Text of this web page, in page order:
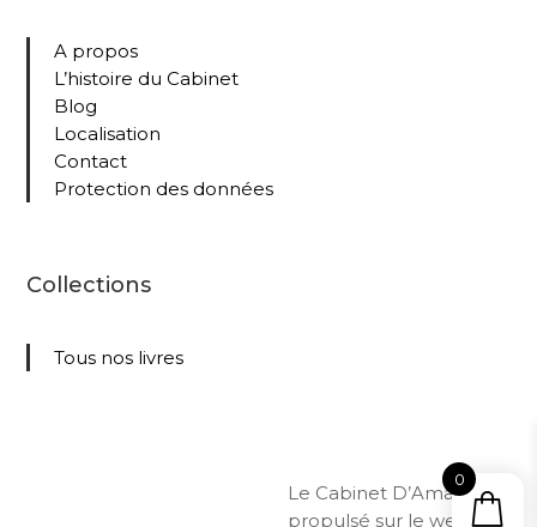
A propos
L’histoire du Cabinet
Blog
Localisation
Contact
Protection des données
Collections
Tous nos livres
Le Cabinet D’Amateur –
propulsé sur le web par
0